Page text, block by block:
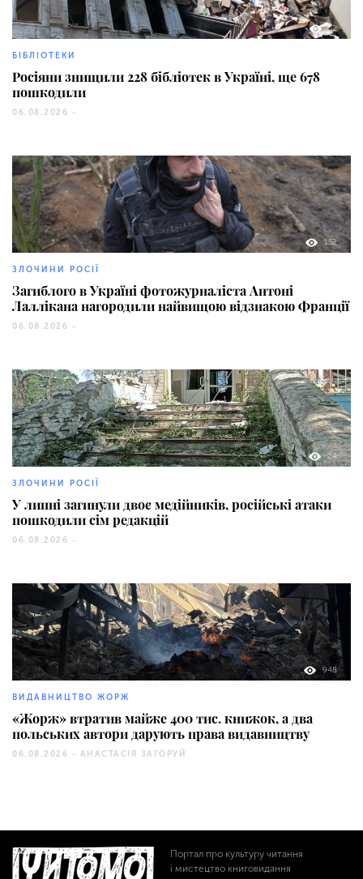
52
БІБЛІОТЕКИ
Росіяни знищили 228 бібліотек в Україні, ще 678
пошкодили
06.08.2026 -
152
ЗЛОЧИНИ РОСІЇ
Загиблого в Україні фотожурналіста Антоні
Лаллікана нагородили найвищою відзнакою Франції
06.08.2026 -
24
ЗЛОЧИНИ РОСІЇ
У липні загинули двоє медійників, російські атаки
пошкодили сім редакцій
06.08.2026 -
948
ВИДАВНИЦТВО ЖОРЖ
«Жорж» втратив майже 400 тис. книжок, а два
польських автори дарують права видавництву
06.08.2026 - АНАСТАСІЯ ЗАГОРУЙ
Портал про культуру читання
і мистецтво книговидання